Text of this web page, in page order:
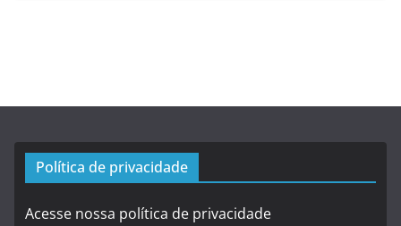
Política de privacidade
Acesse nossa política de privacidade